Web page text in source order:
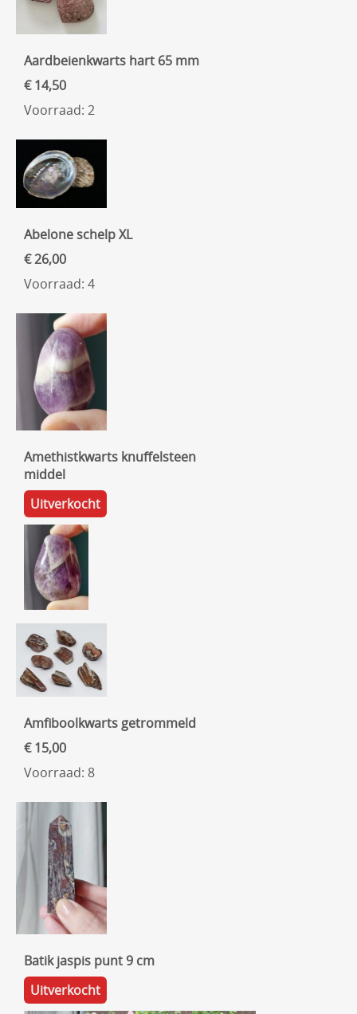
Aardbeienkwarts hart 65 mm
€ 14,50
Voorraad: 2
Abelone schelp XL
€ 26,00
Voorraad: 4
Amethistkwarts knuffelsteen
middel
Uitverkocht
Amfiboolkwarts getrommeld
€ 15,00
Voorraad: 8
Batik jaspis punt 9 cm
Uitverkocht